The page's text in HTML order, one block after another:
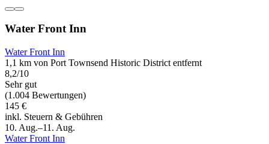
Water Front Inn
Water Front Inn
1,1 km von Port Townsend Historic District entfernt
8,2/10
Sehr gut
(1.004 Bewertungen)
145 €
inkl. Steuern & Gebühren
10. Aug.–11. Aug.
Water Front Inn